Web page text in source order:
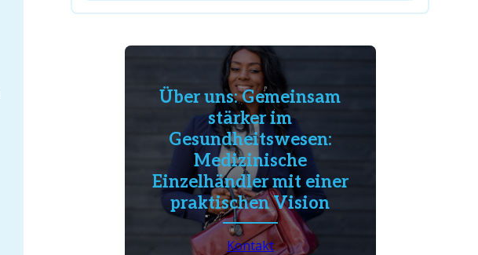
Über uns: Gemeinsam
stärker im
Gesundheitswesen:
Medizinische
Einzelhändler mit einer
praktischen Vision
Kontakt